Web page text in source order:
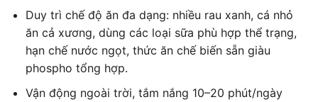
Duy trì chế độ ăn đa dạng: nhiều rau xanh, cá nhỏ
ăn cả xương, dùng các loại sữa phù hợp thể trạng,
hạn chế nước ngọt, thức ăn chế biến sẵn giàu
phospho tổng hợp.
Vận động ngoài trời, tắm nắng 10–20 phút/ngày